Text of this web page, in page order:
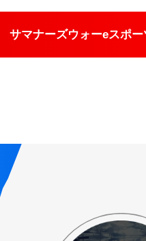
サマナーズウォーeスポー